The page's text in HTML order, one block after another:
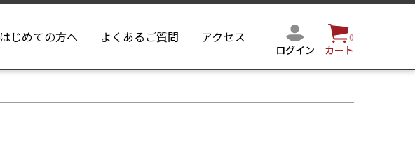
はじめての方へ よくあるご質問 アクセス
ログイン
0
カート